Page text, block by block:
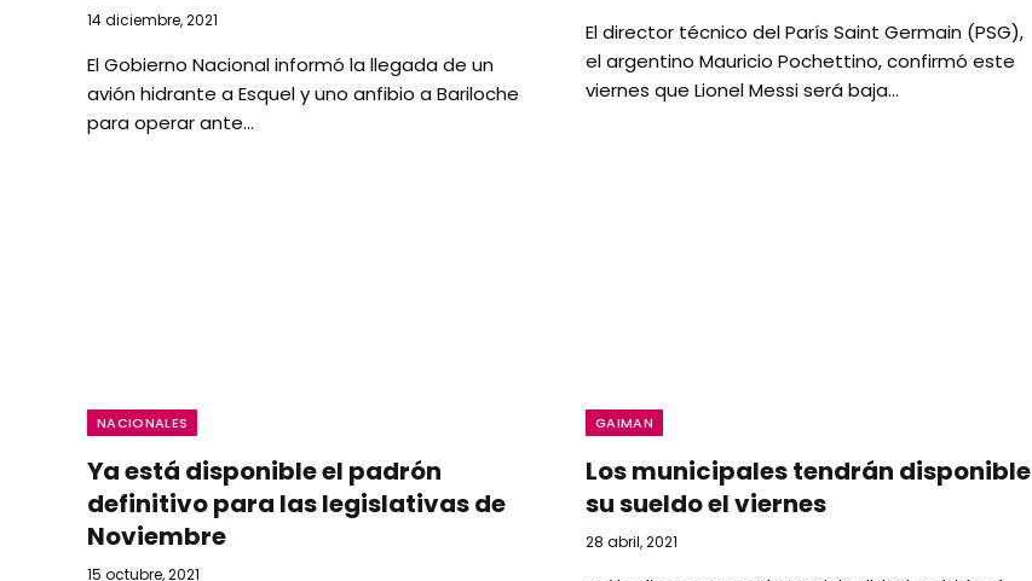
14 diciembre, 2021
El Gobierno Nacional informó la llegada de un
avión hidrante a Esquel y uno anfibio a Bariloche
para operar ante…
El director técnico del París Saint Germain (PSG),
el argentino Mauricio Pochettino, confirmó este
viernes que Lionel Messi será baja…
NACIONALES
Ya está disponible el padrón
definitivo para las legislativas de
Noviembre
15 octubre, 2021
GAIMAN
Los municipales tendrán disponible
su sueldo el viernes
28 abril, 2021